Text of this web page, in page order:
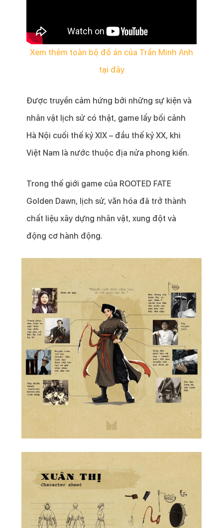
Xem thêm toàn bộ đồ án của Trần Minh Anh
tại đây
Được truyền cảm hứng bởi những sự kiện và
nhân vật lịch sử có thật, game lấy bối cảnh
Hà Nội cuối thế kỷ XIX – đầu thế kỷ XX, khi
Việt Nam là nước thuộc địa nửa phong kiến.
Trong thế giới game của ROOTED FATE
Golden Dawn, lịch sử, văn hóa đã trở thành
chất liệu xây dựng nhân vật, xung đột và
động cơ hành động.